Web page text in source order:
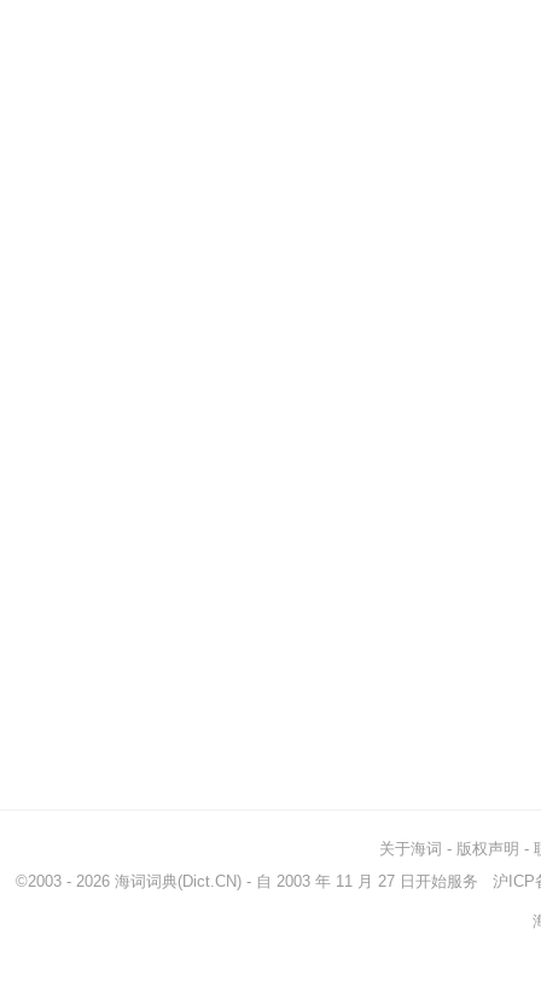
关于海词 - 版权声明 -
©2003 - 2026 海词词典(Dict.CN) - 自 2003 年 11 月 27 日开始服务 沪ICP